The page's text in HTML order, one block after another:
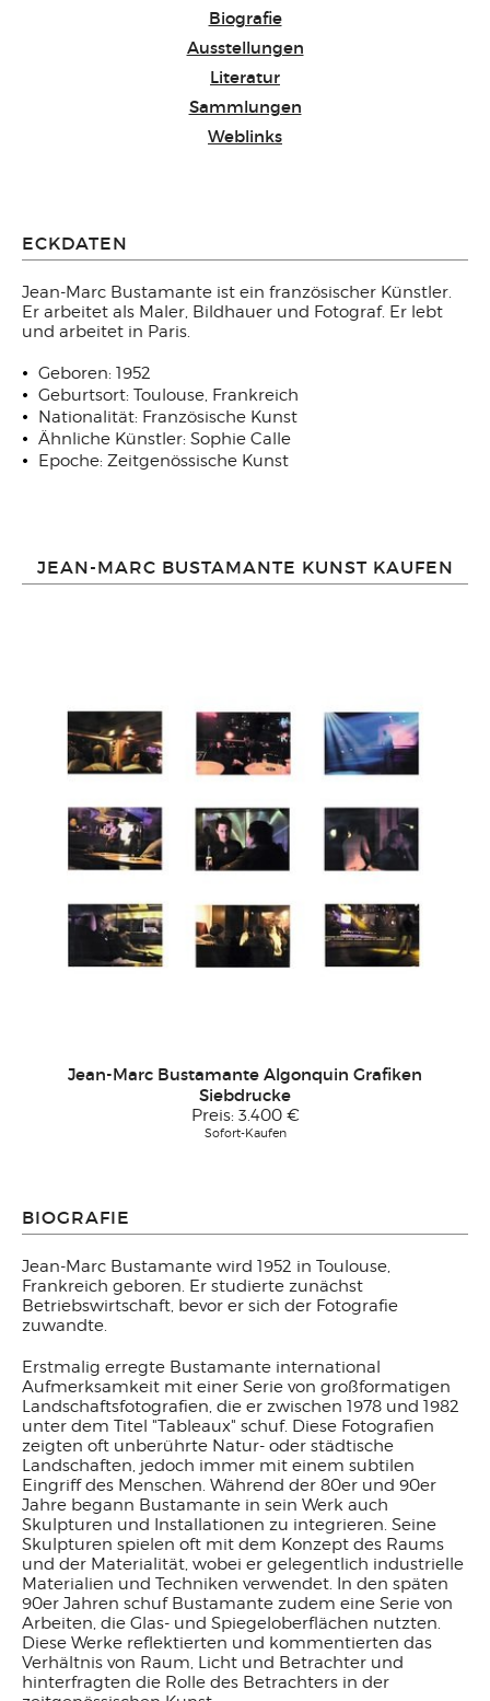
Biografie
Ausstellungen
Literatur
Sammlungen
Weblinks
ECKDATEN
Jean-Marc Bustamante ist ein französischer Künstler.
Er arbeitet als Maler, Bildhauer und Fotograf. Er lebt
und arbeitet in Paris.
Geboren: 1952
Geburtsort: Toulouse, Frankreich
Nationalität: Französische Kunst
Ähnliche Künstler: Sophie Calle
Epoche: Zeitgenössische Kunst
JEAN-MARC BUSTAMANTE KUNST KAUFEN
Jean-Marc Bustamante Algonquin Grafiken
Siebdrucke
Preis: 3.400 €
Sofort-Kaufen
BIOGRAFIE
Jean-Marc Bustamante wird 1952 in Toulouse,
Frankreich geboren. Er studierte zunächst
Betriebswirtschaft, bevor er sich der Fotografie
zuwandte.
Erstmalig erregte Bustamante international
Aufmerksamkeit mit einer Serie von großformatigen
Landschaftsfotografien, die er zwischen 1978 und 1982
unter dem Titel "Tableaux" schuf. Diese Fotografien
zeigten oft unberührte Natur- oder städtische
Landschaften, jedoch immer mit einem subtilen
Eingriff des Menschen. Während der 80er und 90er
Jahre begann Bustamante in sein Werk auch
Skulpturen und Installationen zu integrieren. Seine
Skulpturen spielen oft mit dem Konzept des Raums
und der Materialität, wobei er gelegentlich industrielle
Materialien und Techniken verwendet. In den späten
90er Jahren schuf Bustamante zudem eine Serie von
Arbeiten, die Glas- und Spiegeloberflächen nutzten.
Diese Werke reflektierten und kommentierten das
Verhältnis von Raum, Licht und Betrachter und
hinterfragten die Rolle des Betrachters in der